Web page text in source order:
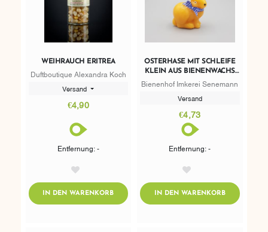
WEIHRAUCH ERITREA
Duftboutique Alexandra Koch
Versand
€4,90
Entfernung: -
IN DEN WARENKORBADDTOCART
OSTERHASE MIT SCHLEIFE
KLEIN AUS BIENENWACHS
73G
Bienenhof Imkerei Senemann
Versand
€4,73
Entfernung: -
IN DEN WARENKORBADDTOCART